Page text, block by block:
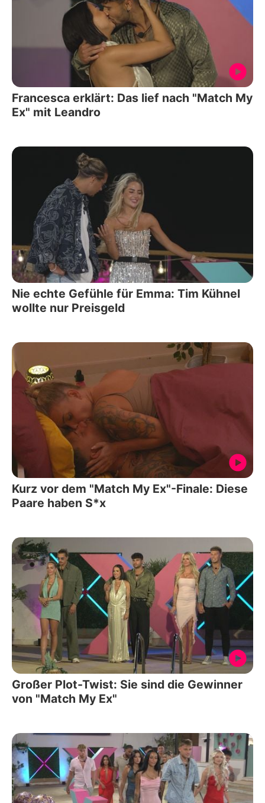
Francesca erklärt: Das lief nach "Match My
Ex" mit Leandro
Nie echte Gefühle für Emma: Tim Kühnel
wollte nur Preisgeld
Kurz vor dem "Match My Ex"-Finale: Diese
Paare haben S*x
Großer Plot-Twist: Sie sind die Gewinner
von "Match My Ex"